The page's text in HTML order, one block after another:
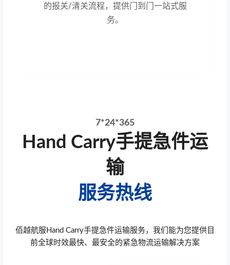
的报关/清关流程，提供门到门一站式服
务。
7*24*365
Hand Carry手提急件运
输
服务热线
佰越航服Hand Carry手提急件运输服务，我们能为您提供目
前全球时效最快、最安全的紧急物流运输解决方案